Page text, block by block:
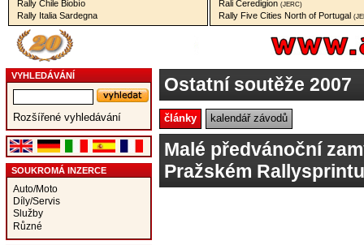
Rally Chile Biobío
Rally Italia Sardegna
Rali Ceredigion (JERC)
Rally Five Cities North of Portugal
VYHLEDÁVÁNÍ
Rozšířené vyhledávání
SOUKROMÁ INZERCE
Auto/Moto
Díly/Servis
Služby
Různé
Ostatní soutěže 2007
články kalendář závodů
Malé předvánoční
Pražském Rallysprintu